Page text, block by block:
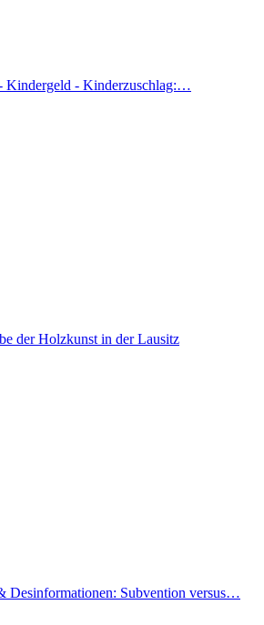
Kindergeld - Kinderzuschlag:…
der Holzkunst in der Lausitz
Desinformationen: Subvention versus…